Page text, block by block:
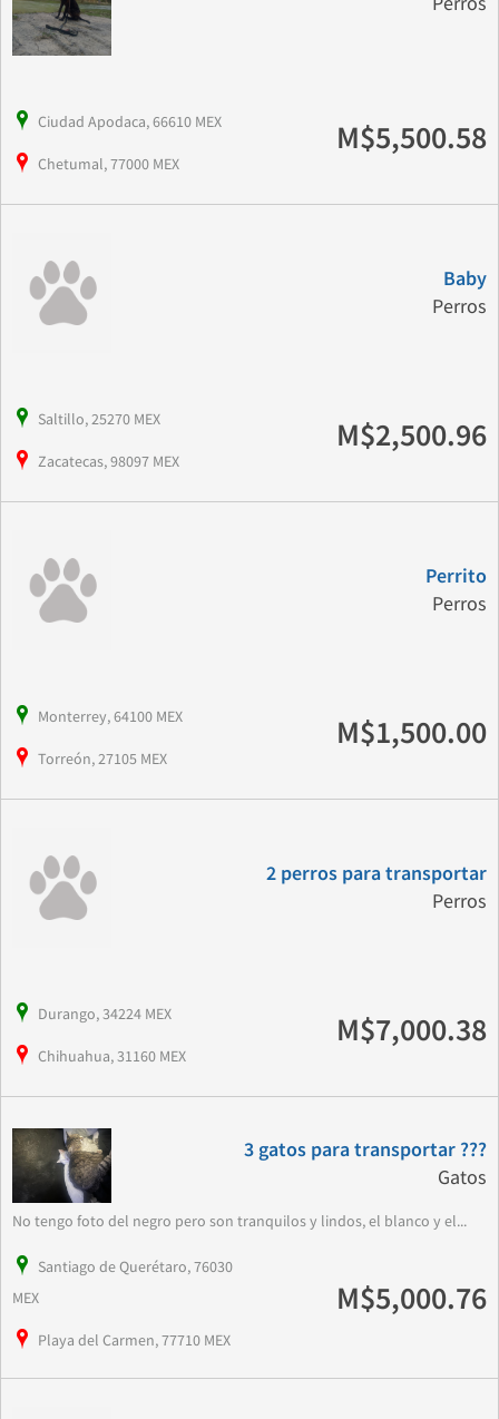
Ciudad Apodaca, 66610 MEX
Chetumal, 77000 MEX
M$5,500.58
Baby
Perros
Saltillo, 25270 MEX
Zacatecas, 98097 MEX
M$2,500.96
Perrito
Perros
Monterrey, 64100 MEX
Torreón, 27105 MEX
M$1,500.00
2 perros para transportar
Perros
Durango, 34224 MEX
Chihuahua, 31160 MEX
M$7,000.38
3 gatos para transportar ???
Gatos
No tengo foto del negro pero son tranquilos y lindos, el blanco y el...
Santiago de Querétaro, 76030
MEX
Playa del Carmen, 77710 MEX
M$5,000.76